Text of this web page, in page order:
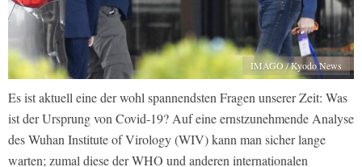
IMAGO / Kyodo News
Es ist aktuell eine der wohl spannendsten Fragen unserer Zeit: Was
ist der Ursprung von Covid-19? Auf eine ernstzunehmende Analyse
des Wuhan Institute of Virology (WIV) kann man sicher lange
warten; zumal diese der WHO und anderen internationalen